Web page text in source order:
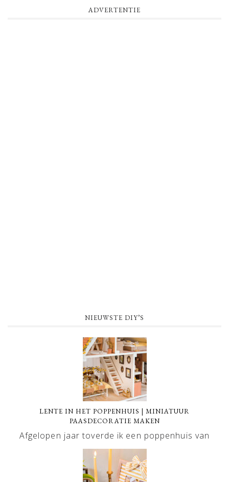
ADVERTENTIE
NIEUWSTE DIY’S
LENTE IN HET POPPENHUIS | MINIATUUR
PAASDECORATIE MAKEN
Afgelopen jaar toverde ik een poppenhuis van